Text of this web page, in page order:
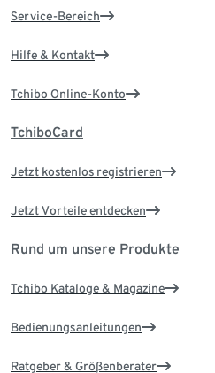
Service-Bereich
Hilfe & Kontakt
Tchibo Online-Konto
TchiboCard
Jetzt kostenlos registrieren
Jetzt Vorteile entdecken
Rund um unsere Produkte
Tchibo Kataloge & Magazine
Bedienungsanleitungen
Ratgeber & Größenberater